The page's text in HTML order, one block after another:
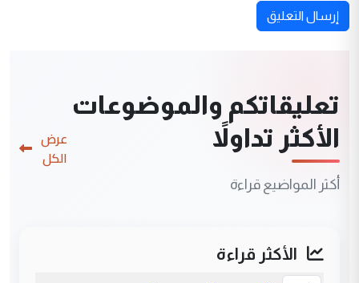
إرسال التعليق
تعليقاتكم والموضوعات
الأكثر تداولاً
أكثر المواضيع قراءة
عرض
الكل
الأكثر قراءة